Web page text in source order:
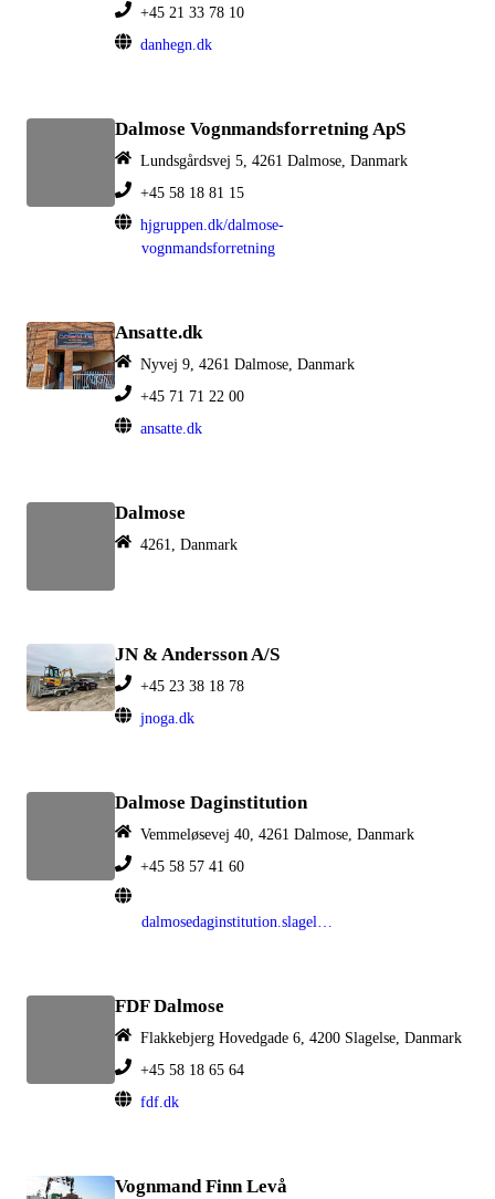
+45 21 33 78 10
danhegn.dk
Dalmose Vognmandsforretning ApS
Lundsgårdsvej 5, 4261 Dalmose, Danmark
+45 58 18 81 15
hjgruppen.dk/dalmose-
vognmandsforretning
Ansatte.dk
Nyvej 9, 4261 Dalmose, Danmark
+45 71 71 22 00
ansatte.dk
Dalmose
4261, Danmark
JN & Andersson A/S
+45 23 38 18 78
jnoga.dk
Dalmose Daginstitution
Vemmeløsevej 40, 4261 Dalmose, Danmark
+45 58 57 41 60
dalmosedaginstitution.slagelse.dk
FDF Dalmose
Flakkebjerg Hovedgade 6, 4200 Slagelse, Danmark
+45 58 18 65 64
fdf.dk
Vognmand Finn Levå